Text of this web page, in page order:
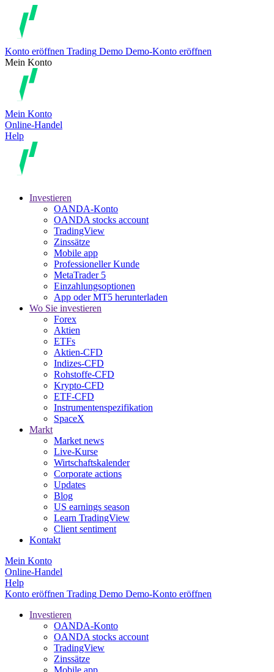
Konto eröffnen Trading Demo Demo-Konto eröffnen
Mein Konto
Mein Konto
Online-Handel
Help
Investieren
OANDA-Konto
OANDA stocks account
TradingView
Zinssätze
Mobile app
Professioneller Kunde
MetaTrader 5
Einzahlungsoptionen
App oder MT5 herunterladen
Wo Sie investieren
Forex
Aktien
ETFs
Aktien-CFD
Indizes-CFD
Rohstoffe-CFD
Krypto-CFD
ETF-CFD
Instrumentenspezifikation
SpaceX
Markt
Market news
Live-Kurse
Wirtschaftskalender
Corporate actions
Updates
Blog
US earnings season
Learn TradingView
Client sentiment
Kontakt
Mein Konto
Online-Handel
Help
Konto eröffnen Trading Demo Demo-Konto eröffnen
Investieren
OANDA-Konto
OANDA stocks account
TradingView
Zinssätze
Mobile app